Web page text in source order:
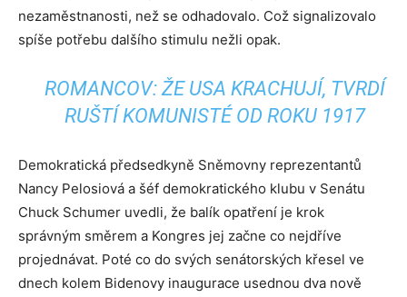
nezaměstnanosti, než se odhadovalo. Což signalizovalo
spíše potřebu dalšího stimulu nežli opak.
ROMANCOV: ŽE USA KRACHUJÍ, TVRDÍ
RUŠTÍ KOMUNISTÉ OD ROKU 1917
Demokratická předsedkyně Sněmovny reprezentantů
Nancy Pelosiová a šéf demokratického klubu v Senátu
Chuck Schumer uvedli, že balík opatření je krok
správným směrem a Kongres jej začne co nejdříve
projednávat. Poté co do svých senátorských křesel ve
dnech kolem Bidenovy inaugurace usednou dva nově